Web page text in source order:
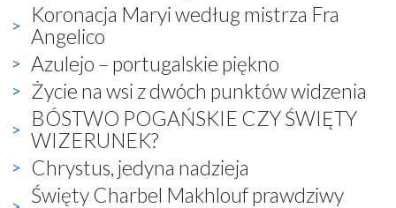
Koronacja Maryi według mistrza Fra
Angelico
Azulejo – portugalskie piękno
Życie na wsi z dwóch punktów widzenia
BÓSTWO POGAŃSKIE CZY ŚWIĘTY
WIZERUNEK?
Chrystus, jedyna nadzieja
Święty Charbel Makhlouf prawdziwy